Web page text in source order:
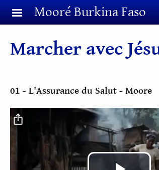
Aller au contenu principal
Mooré Burkina Faso
Marcher avec
01 - L'Assurance du Salut - Moore
Fichier vidéo